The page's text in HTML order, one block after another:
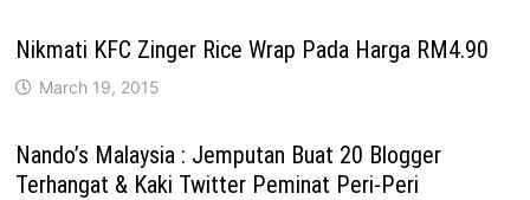
Nikmati KFC Zinger Rice Wrap Pada Harga RM4.90
March 19, 2015
Nando’s Malaysia : Jemputan Buat 20 Blogger
Terhangat & Kaki Twitter Peminat Peri-Peri